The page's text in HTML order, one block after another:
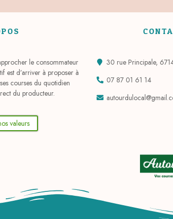
le consommateur
est d’arriver à proposer à
courses du quotidien
du producteur.
valeurs
30 rue Principale,
07 87 01 61 14